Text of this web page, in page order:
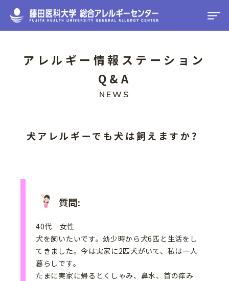
アレルギー情報ステーション
Q&A
犬アレルギーでも犬は飼えますか？
質問:
40代 女性
犬を飼いたいです。幼少時から犬6匹と生活をし
てきました。今は実家に2匹犬がいて、私は一人
暮らしです。
たまに実家に帰るとくしゃみ、鼻水、首の痒み